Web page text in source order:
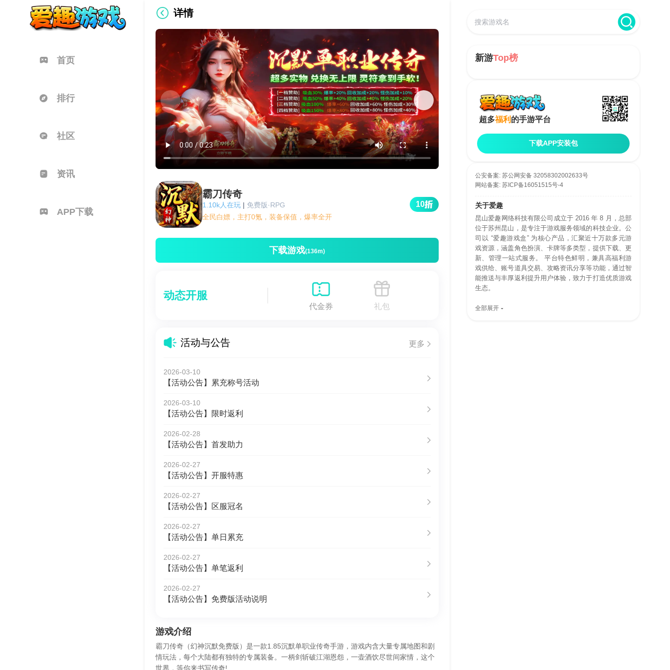
首页
排行
社区
资讯
APP下载
详情
霸刀传奇
1.10k人在玩 | 免费版·RPG
全民白嫖，主打0氪，装备保值，爆率全开
10
下载游戏(136m)
动态开服
代金券 礼包
活动与公告 更多
2026-03-10
【活动公告】累充称号活动
2026-03-10
【活动公告】限时返利
2026-02-28
【活动公告】首发助力
2026-02-27
【活动公告】开服特惠
2026-02-27
【活动公告】区服冠名
2026-02-27
【活动公告】单日累充
2026-02-27
【活动公告】单笔返利
2026-02-27
【活动公告】免费版活动说明
游戏介绍
霸刀传奇（幻神沉默免费版）是一款1.85沉默单职业传奇手游，游戏内含大量专属地图和剧
情玩法，每个大陆都有独特的专属装备。一柄剑斩破江湖恩怨，一壶酒饮尽世间家情，这个
世界，等你来书写传奇!
新游Top榜
超多福利 的手游平台
下载APP安装包
公安备案: 苏公网安备 32058302002633号
网站备案: 苏ICP备16051515号-4
关于爱趣
昆山爱趣网络科技有限公司成立于 2016 年 8 月，总部
位于苏州昆山，是专注于游戏服务领域的科技企业。公
司以 “爱趣游戏盒” 为核心产品，汇聚近十万款多元游
戏资源，涵盖角色扮演、卡牌等多类型，提供下载、更
新、管理一站式服务。 平台特色鲜明，兼具高福利游
戏供给、账号道具交易、攻略资讯分享等功能，通过智
能推送与丰厚返利提升用户体验，致力于打造优质游戏
生态。
全部展开